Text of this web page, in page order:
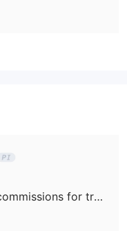
，富邦银行（香港）有
与富邦证券联系。
Does Naito Securities charge commissions for trading?